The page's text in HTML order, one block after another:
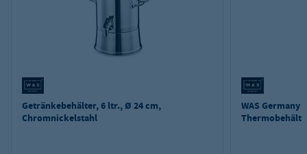
Getränkebehälter, 6 ltr., Ø 24 cm,
Chromnickelstahl
WAS Germany